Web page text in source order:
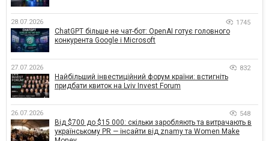
28.07.2026 1745
ChatGPT більше не чат-бот: OpenAI готує головного
конкурента Google і Microsoft
27.07.2026 832
Найбільший інвестиційний форум країни: встигніть
придбати квиток на Lviv Invest Forum
26.07.2026 548
Від $700 до $15 000: скільки заробляють та витрачають в
українському PR — інсайти від znamy та Women Make